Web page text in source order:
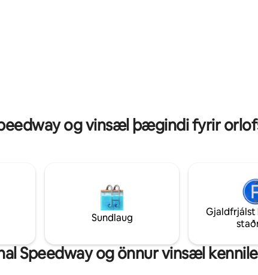
og vinsæl þægindi fyrir
Sundlaug
Speedway og önnur vinsæl